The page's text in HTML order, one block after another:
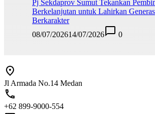
Pj Sekdaprov Sumut Tekankan
Berkelanjutan untuk Lahirkan
Berkarakter
08/07/202614/07/2026 0
Jl Armada No.14 Medan
+62 899-9000-554